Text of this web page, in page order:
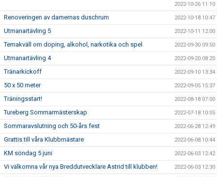
2022-10-26 11:10
Renoveringen av damernas duschrum 2022-10-18 10:47
Utmanartävling 5 2022-10-11 12:00
Temakväll om doping, alkohol, narkotika och spel 2022-09-30 09:50
Utmanartävling 4 2022-09-20 08:20
Tränarkickoff 2022-09-10 13:34
50 x 50 meter 2022-09-05 15:37
Träningsstart! 2022-08-18 07:00
Tureberg Sommarmästerskap 2022-07-18 10:05
Sommaravslutning och 50-års fest 2022-06-28 12:49
Grattis till våra Klubbmästare 2022-06-08 10:44
KM söndag 5 juni 2022-06-03 12:42
Vi välkomna vår nya Breddutvecklare Astrid till klubben! 2022-06-03 12:30